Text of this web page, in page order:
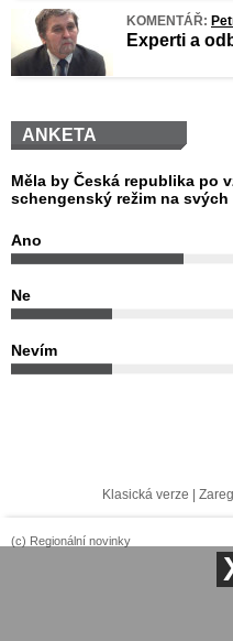
KOMENTÁŘ:
Experti a
ANKETA
Měla by Česká republika po
schengenský režim na
Ano
Ne
Nevím
Klasická verze |
(c) Regionální novinky